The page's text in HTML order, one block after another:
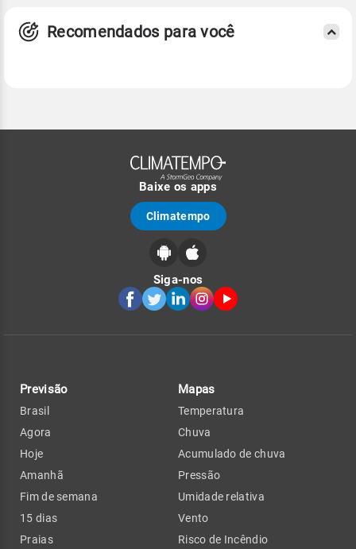
Recomendados para você
Baixe os apps
Climatempo
Siga-nos
Previsão
Brasil
Agora
Hoje
Amanhã
Fim de semana
15 dias
Praias
Mapas
Temperatura
Chuva
Acumulado de chuva
Pressão
Umidade relativa
Vento
Risco de Incêndio